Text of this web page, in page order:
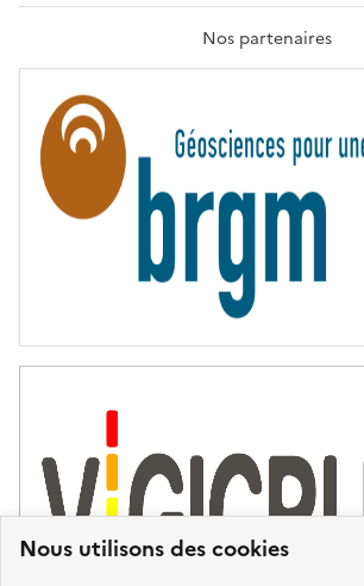
Nous utilisons des cookies
A
T
R
T
É
Nos partenaires